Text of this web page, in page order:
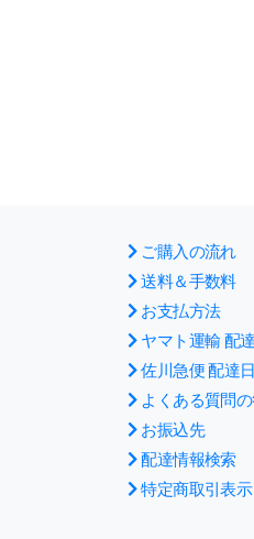
ご購入の流れ
送料＆手数料
お支払方法
ヤマト運輸 配
佐川急便 配達
よくある質問の
お振込先
配達情報検索
特定商取引表示